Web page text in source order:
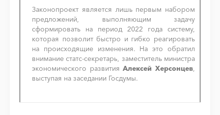
Законопроект является лишь первым набором
предложений, выполняющим задачу
сформировать на период 2022 года систему,
которая позволит быстро и гибко реагировать
на происходящие изменения. На это обратил
внимание статс-секретарь, заместитель министра
экономического развитияАлексей Херсонцев,
выступая на заседании Госдумы.